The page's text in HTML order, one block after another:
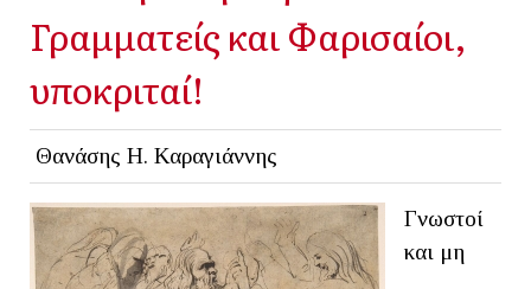
Γραμματείς και Φαρισαίοι,
υποκριταί!
Θανάσης Η. Καραγιάννης
Γνωστοί
και μη